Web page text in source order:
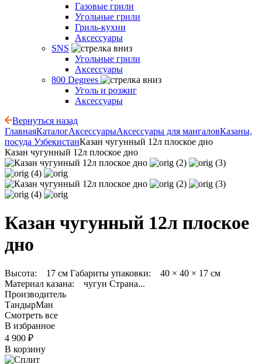
Газовые грили
Угольные грили
Гриль-кухни
Аксессуары
SNS
Угольные грили
Аксессуары
800 Degrees
Уголь и розжиг
Аксессуары
Вернуться назад
ГлавнаяКаталогАксессуарыАксессуары для мангаловКазаны,
посуда УзбекистанКазан чугунный 12л плоское дно
Казан чугунный 12л плоское дно
Казан чугунный 12л плоское
дно
Высота: 17 см Габариты упаковки: 40 × 40 × 17 см
Материал казана: чугун Страна...
Производитель
ТандырМан
Смотреть все
В избранное
4 900 ₽
В корзину